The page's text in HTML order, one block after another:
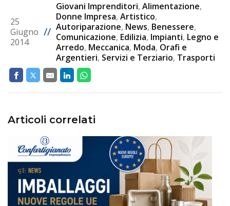
25
Giugno
2014
//
Giovani Imprenditori, Alimentazione,
Donne Impresa, Artistico,
Autoriparazione, News, Benessere,
Comunicazione, Edilizia, Impianti, Legno e
Arredo, Meccanica, Moda, Orafi e
Argentieri, Servizi e Terziario, Trasporti
Articoli correlati